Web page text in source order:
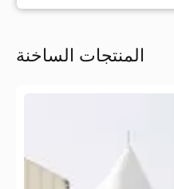
المنتجات الساخنة